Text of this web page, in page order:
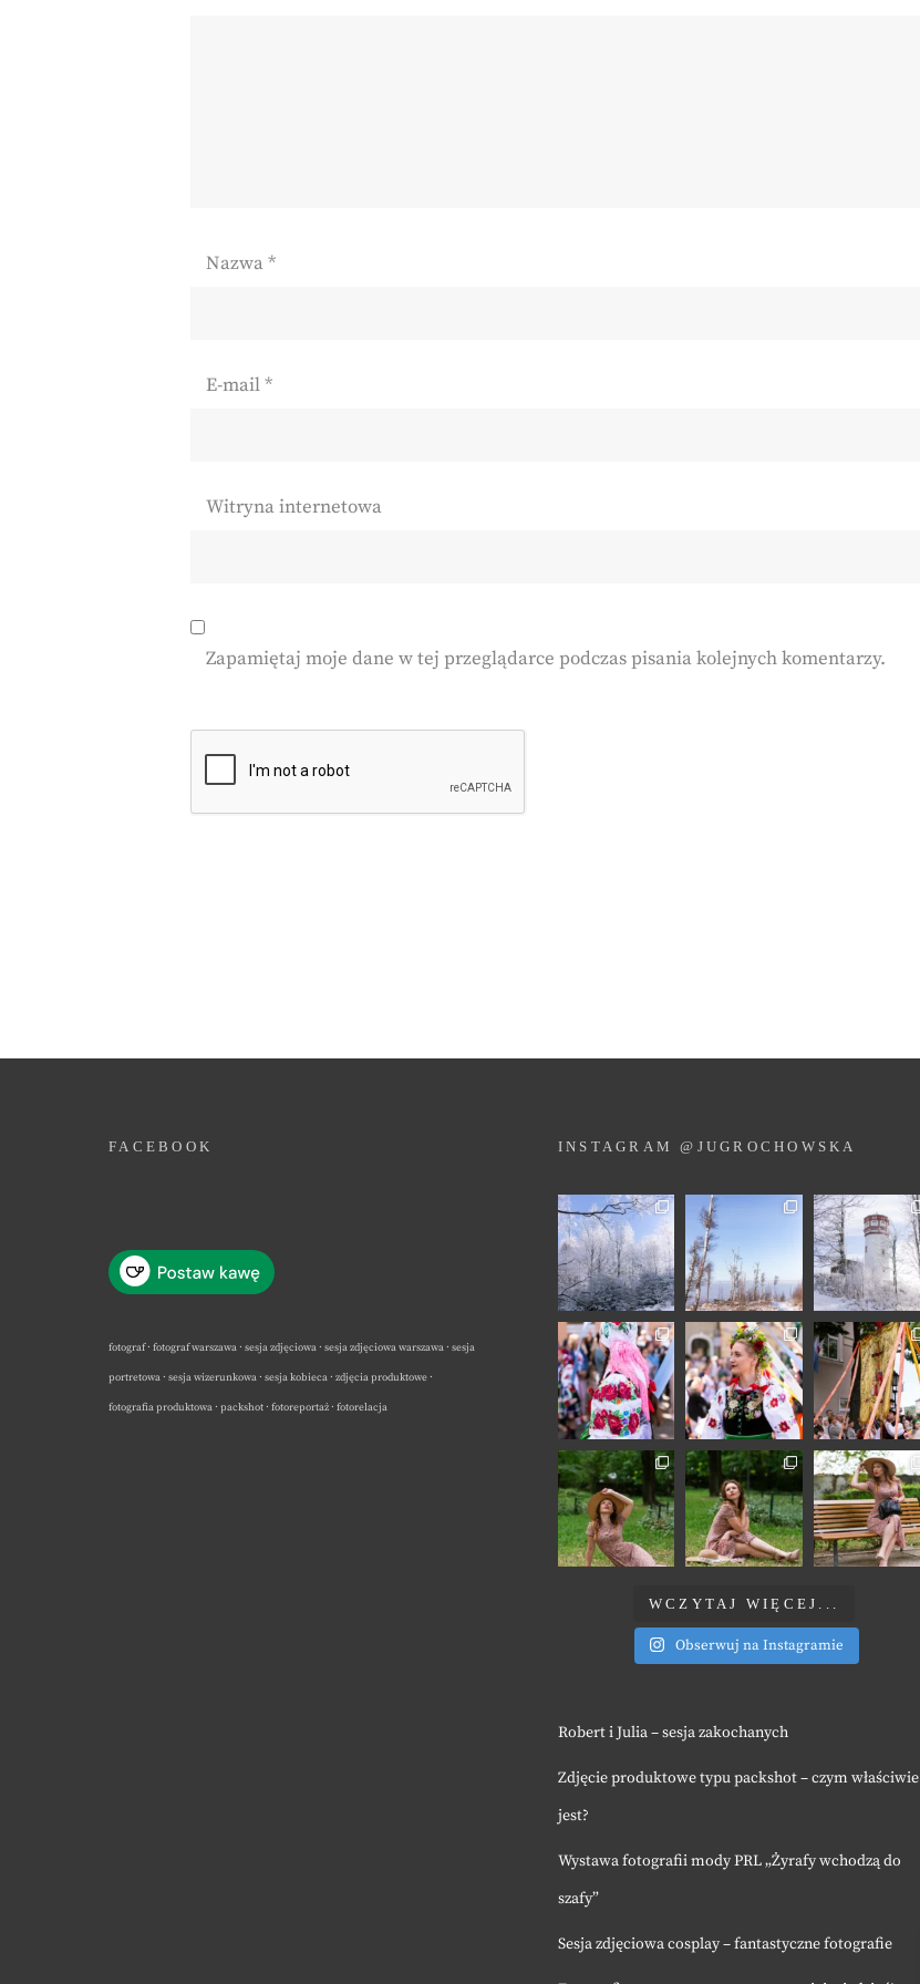
Nazwa*
E-mail*
Witryna internetowa
Zapamiętaj moje dane w tej przeglądarce podczas pisania kolejnych komentarzy.
FACEBOOK
fotograf · fotograf warszawa · sesja zdjęciowa · sesja zdjęciowa warszawa · sesja
portretowa · sesja wizerunkowa · sesja kobieca · zdjęcia produktowe ·
fotografia produktowa · packshot · fotoreportaż · fotorelacja
INSTAGRAM @JUGROCHOWSKA
WCZYTAJ WIĘCEJ...
Obserwuj na Instagramie
Robert i Julia – sesja zakochanych
Zdjęcie produktowe typu packshot – czym właściwie
jest?
Wystawa fotografii mody PRL „Żyrafy wchodzą do
szafy”
Sesja zdjęciowa cosplay – fantastyczne fotografie